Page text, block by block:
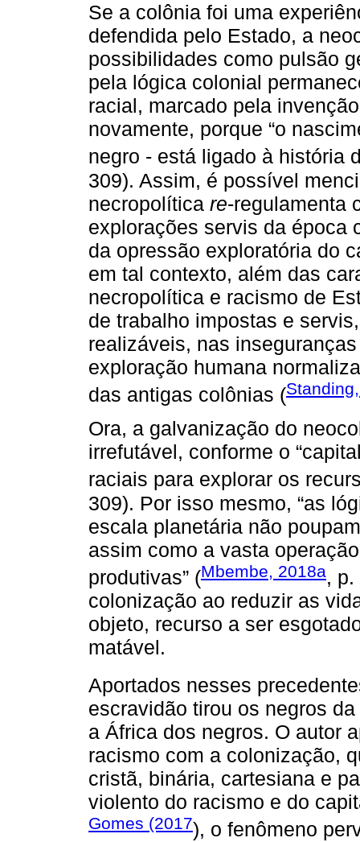
Se a colônia foi uma
defendida pelo Estado, a
possibilidades como pulsão
pela lógica colonial
racial, marcado pela
novamente, porque “o
negro - está ligado à história
309). Assim, é possível
necropolítica re-regulamenta
explorações servis da época
da opressão exploratória do
em tal contexto, além das
necropolítica e racismo de
de trabalho impostas e
realizáveis, nas
exploração humana
das antigas colônias (
Ora, a galvanização do
irrefutável, conforme o
raciais para explorar os
309). Por isso mesmo, “as
escala planetária não
assim como a vasta
produtivas” (Mbembe, 2018a,
colonização ao reduzir as
objeto, recurso a ser
matável.
Aportados nesses
escravidão tirou os negros
a África dos negros. O autor
racismo com a colonização,
cristã, binária, cartesiana e
violento do racismo e do
Gomes (2017), o fenômeno